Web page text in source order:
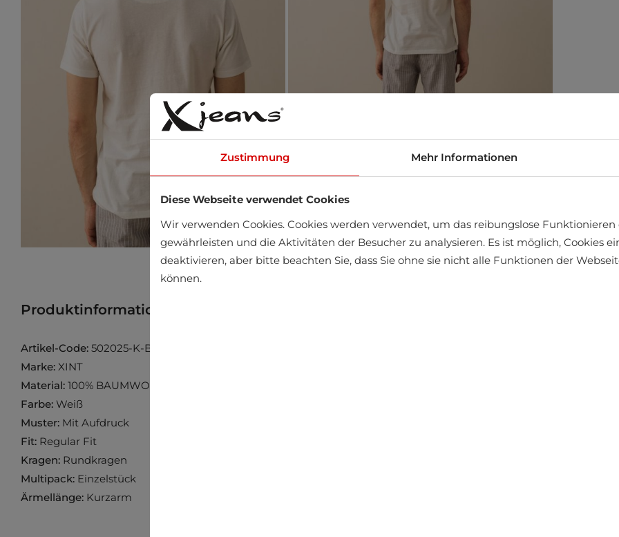
Produktinformation
Artikel-Code: 502025-K-BEYAZ
Marke: XINT
Material: 100% BAUMWOLLE
Farbe: Weiß
Muster: Mit Aufdruck
Fit: Regular Fit
Kragen: Rundkragen
Multipack: Einzelstück
Ärmellänge: Kurzarm
Zustimmung Mehr Informationen
Diese Webseite verwendet Cookies
Wir verwenden Cookies. Cookies werden verwendet, um das reibungslose
gewährleisten und die Aktivitäten der Besucher zu analysieren. Es ist möglich, Cookies
deaktivieren, aber bitte beachten Sie, dass Sie ohne sie nicht alle Funktionen der
können.